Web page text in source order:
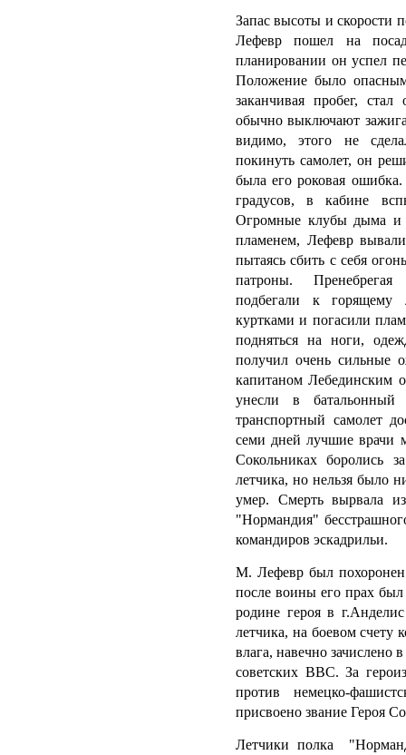
Запас высоты и скорости
Лефевр пошел на
планировании он успел
Положение было
заканчивая пробег,
обычно выключают
видимо, этого не
покинуть самолет, он
была его роковая ошибка.
градусов, в кабине
Огромные клубы дыма и
пламенем, Лефевр
пытаясь сбить с себя
патроны.
подбегали к
куртками и погасили
подняться на ноги,
получил очень сильные
капитаном Лебединским
унесли в
транспортный самолет
семи дней лучшие врачи
Сокольниках боролись
летчика, но нельзя было
умер. Смерть вырвала
"Нормандия"
командиров эскадрильи.
М. Лефевр был
после воины его прах
родине героя в
летчика, на боевом счету
влага, навечно зачислено
советских ВВС. За
против немецко-
присвоено звание Героя
Летчики полка